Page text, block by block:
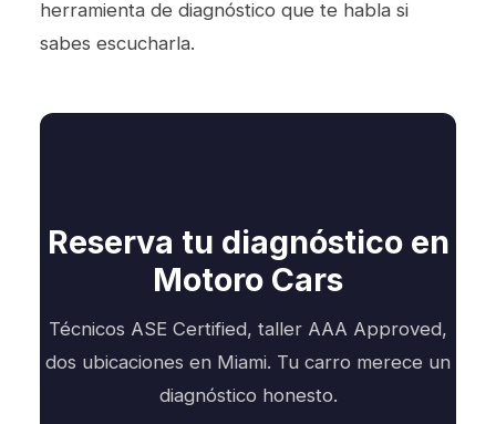
herramienta de diagnóstico que te habla si
sabes escucharla.
Reserva tu diagnóstico en
Motoro Cars
Técnicos ASE Certified, taller AAA Approved,
dos ubicaciones en Miami. Tu carro merece un
diagnóstico honesto.